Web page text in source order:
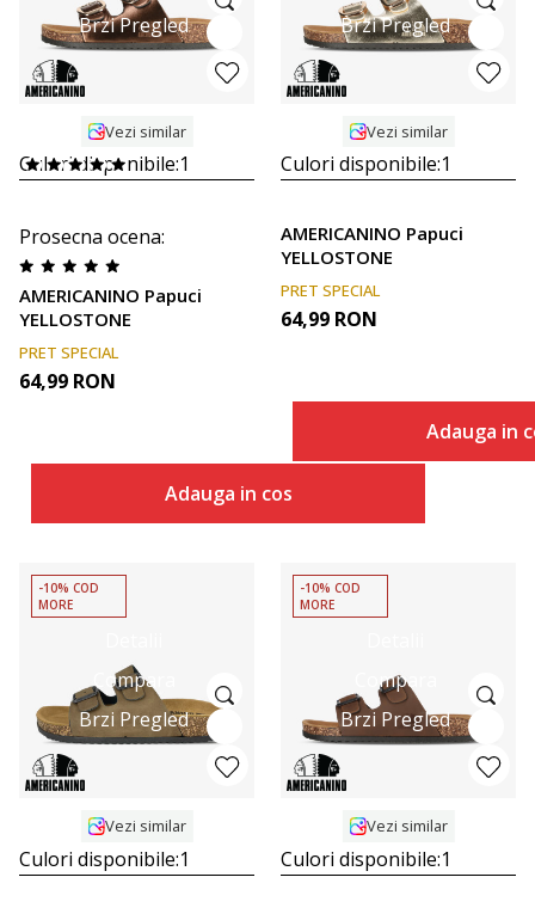
Brzi Pregled
Vezi similar
Culori disponibile:1
Prosecna ocena:
AMERICANINO Papuci
YELLOSTONE
PRET SPECIAL
64,99 RON
Adauga in cos
Brzi Pregled
Vezi similar
Culori disponibile:1
AMERICANINO Papuci
YELLOSTONE
PRET SPECIAL
64,99 RON
Adauga in
Compara
Brzi Pregled
-10% COD
MORE
Vezi similar
Culori disponibile:1
Compara
Brzi Pregled
-10% COD
MORE
Vezi similar
Culori disponibile:1